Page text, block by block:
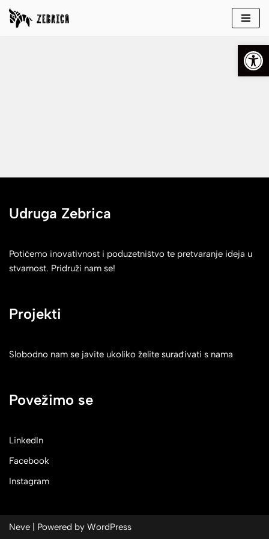
Udruga Zebrica
Potičemo inovativnost i poduzetništvo te pretvaranje ideja u
stvarnost. Pridruži nam se!
Projekti
Slobodno nam se javite ukoliko želite surađivati s nama
Povežimo se
LinkedIn
Facebook
Instagram
Neve | Powered by WordPress